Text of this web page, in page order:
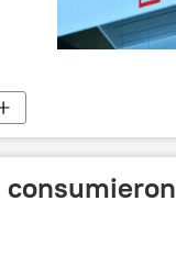
consumieron